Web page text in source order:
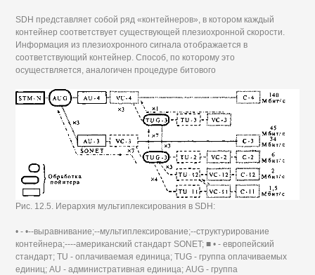
SDH представляет собой ряд «контейнеров», в котором каждый
контейнер соответствует существующей плезиохронной скорости.
Информация из плезиохронного сигнала отображается в
соответствующий контейнер. Способ, по которому это
осуществляется, аналогичен процедуре битового
Рис. 12.5. Иерархия мультиплексирования в SDH:
• - •--выравнивание;--мультиплексирование;--структурирование
контейнера;----американский стандарт SONET; ■ • - европейский
стандарт; TU - оплачиваемая единица; TUG - группа оплачиваемых
единиц; AU - административная единица; AUG - группа